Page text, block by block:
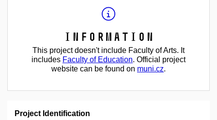
Information
This project doesn't include Faculty of Arts. It
includes Faculty of Education. Official project
website can be found on muni.cz.
Project Identification